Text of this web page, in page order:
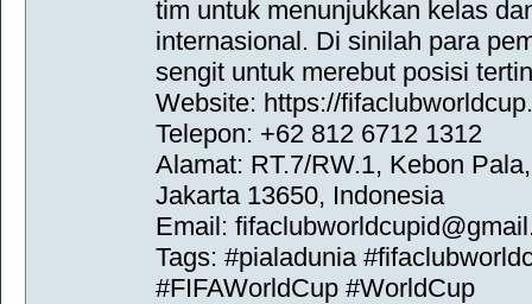
tim untuk menunjukkan kelas
internasional. Di sinilah para
sengit untuk merebut posisi
Website: https://
Telepon: +62 812 6712 1312
Alamat: RT.7/RW.1, Kebon
Jakarta 13650, Indonesia
Email:
Tags: #pialadunia
#FIFAWorldCup #WorldCup